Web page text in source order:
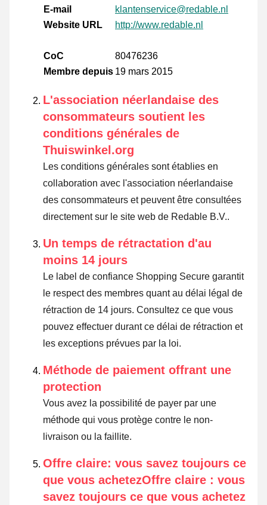
E-mail
klantenservice@redable.nl
Website URL
http://www.redable.nl
CoC
80476236
Membre depuis 19 mars 2015
L'association néerlandaise des
consommateurs soutient les
conditions générales de
Thuiswinkel.org
Les conditions générales sont établies en
collaboration avec l'association néerlandaise
des consommateurs et peuvent être consultées
directement sur le site web de Redable B.V..
Un temps de rétractation d'au
moins 14 jours
Le label de confiance Shopping Secure garantit
le respect des membres quant au délai légal de
rétraction de 14 jours. Consultez ce que vous
pouvez effectuer durant ce délai de rétraction et
les exceptions prévues par la loi.
Méthode de paiement offrant une
protection
Vous avez la possibilité de payer par une
méthode qui vous protège contre le non-
livraison ou la faillite.
Offre claire: vous savez toujours ce
que vous achetezOffre claire : vous
savez toujours ce que vous achetez